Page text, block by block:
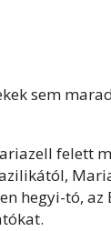
sem
felett
hegyi-tó, az